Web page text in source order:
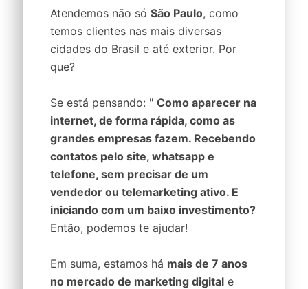
Atendemos não só São Paulo, como
temos clientes nas mais diversas
cidades do Brasil e até exterior. Por
que?
Se está pensando: " Como aparecer na
internet, de forma rápida, como as
grandes empresas fazem. Recebendo
contatos pelo site, whatsapp e
telefone, sem precisar de um
vendedor ou telemarketing ativo. E
iniciando com um baixo investimento?
Então, podemos te ajudar!
Em suma, estamos há mais de 7 anos
no mercado de marketing digital e